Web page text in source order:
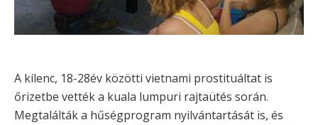
A kilenc, 18-28év közötti vietnami prostituáltat is
őrizetbe vették a kuala lumpuri rajtaütés során.
Megtalálták a hűségprogram nyilvántartását is, és